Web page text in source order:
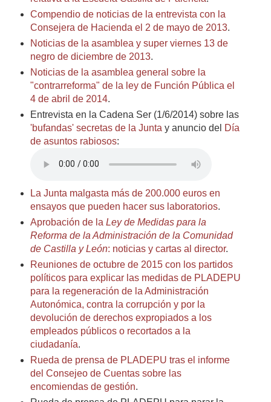
Compendio de noticias de la entrevista con la
Consejera de Hacienda el 2 de mayo de 2013.
Noticias de la asamblea y super viernes 13 de
negro de diciembre de 2013.
Noticias de la asamblea general sobre la
"contrarreforma" de la ley de Función Pública el
4 de abril de 2014.
Entrevista en la Cadena Ser (1/6/2014) sobre las
'bufandas' secretas de la Junta y anuncio del Día
de asuntos rabiosos:
La Junta malgasta más de 200.000 euros en
ensayos que pueden hacer sus laboratorios.
Aprobación de la Ley de Medidas para la
Reforma de la Administración de la Comunidad
de Castilla y León: noticias y cartas al director.
Reuniones de octubre de 2015 con los partidos
políticos para explicar las medidas de PLADEPU
para la regeneración de la Administración
Autonómica, contra la corrupción y por la
devolución de derechos expropiados a los
empleados públicos o recortados a la
ciudadanía.
Rueda de prensa de PLADEPU tras el informe
del Consejeo de Cuentas sobre las
encomiendas de gestión.